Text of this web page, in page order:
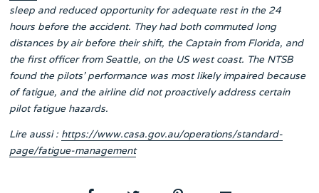
sleep and reduced opportunity for adequate rest in the 24
hours before the accident. They had both commuted long
distances by air before their shift, the Captain from Florida, and
the first officer from Seattle, on the US west coast. The NTSB
found the pilots’ performance was most likely impaired because
of fatigue, and the airline did not proactively address certain
pilot fatigue hazards.
Lire aussi : https://www.casa.gov.au/operations/standard-
page/fatigue-management